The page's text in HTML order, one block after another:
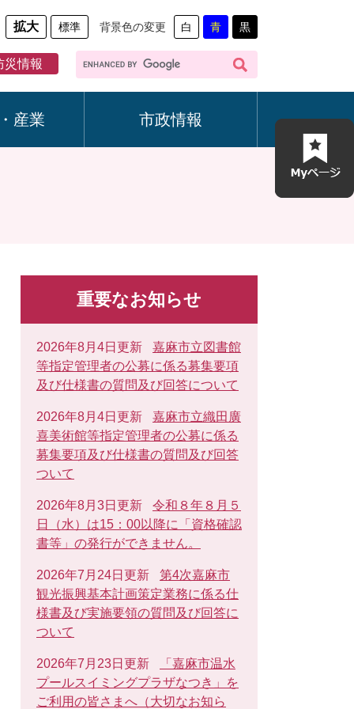
拡大 標準 背景色の変更 白 青 黒
災情報
G
o
産業 市政情報
重要なお知らせ
2026年8月4日更新
嘉麻市立図書館
等指定管理者の公募に係る募集要項
及び仕様書の質問及び回答について
2026年8月4日更新
嘉麻市立織田廣
喜美術館等指定管理者の公募に係る
募集要項及び仕様書の質問及び回答
ついて
2026年8月3日更新
令和８年８月５
日（水）は15：00以降に「資格確認
書等」の発行ができません。
2026年7月24日更新
第4次嘉麻市
観光振興基本計画策定業務に係る仕
様書及び実施要領の質問及び回答に
ついて
2026年7月23日更新
「嘉麻市温水
プールスイミングプラザなつき」を
ご利用の皆さまへ（大切なお知ら